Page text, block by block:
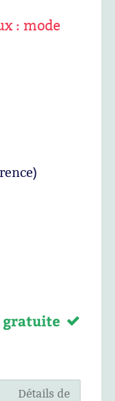
: mode
gratuite
Détails de